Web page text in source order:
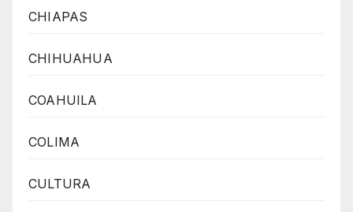
CHIAPAS
CHIHUAHUA
COAHUILA
COLIMA
CULTURA